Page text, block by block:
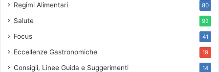
Regimi Alimentari 80
Salute 92
Focus 41
Eccellenze Gastronomiche 19
Consigli, Linee Guida e Suggerimenti 14